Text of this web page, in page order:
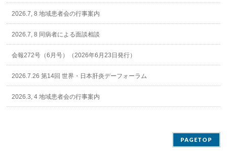
2026.7, 8 地域患者会の行事案内
2026.7, 8 同病者による面談相談
会報272号（6月号）（2026年6月23日発行）
2026.7.26 第14回 世界・日本肝炎デーフォーラム
2026.3, 4 地域患者会の行事案内
PAGETOP